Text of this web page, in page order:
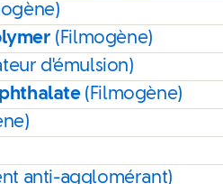
(Filmogène)
d'émulsion)
(Filmogène)
anti-agglomérant)